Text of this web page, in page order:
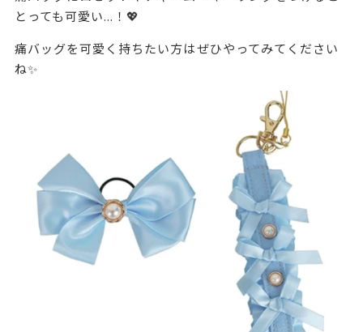
とっても可愛い...！💖
痛バッグを可愛く持ちたい方はぜひやってみてください
ね✨